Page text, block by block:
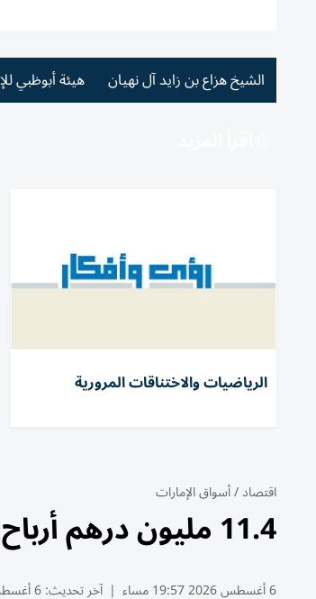
الشيخ هزاع بن زايد آل نهيان هيئة أبوظبي
الرياضيات والاختناقات المرورية
اقتصاد/أسواق الإمارات
11.4 مليون درهم أرباح «بي إتش إم كابيتال» النصفية بنمو 4.59%
6 أغسطس 2026 19:57 مساء | آخر تحديث:6 أغسطس 20:01 2026